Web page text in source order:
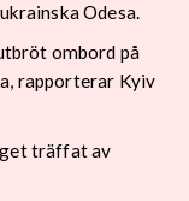
Odesa.
ombord på
rapporterar Kyiv
träffat av